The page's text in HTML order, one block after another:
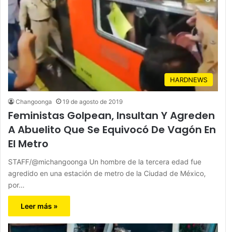
HARDNEWS
Changoonga 19 de agosto de 2019
Feministas Golpean, Insultan Y Agreden
A Abuelito Que Se Equivocó De Vagón En
El Metro
STAFF/@michangoonga Un hombre de la tercera edad fue
agredido en una estación de metro de la Ciudad de México,
por…
Leer más »